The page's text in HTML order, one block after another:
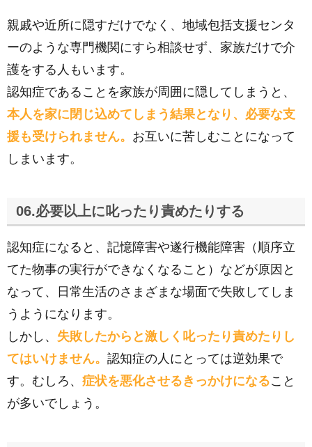
親戚や近所に隠すだけでなく、地域包括支援センタ
ーのような専門機関にすら相談せず、家族だけで介
護をする人もいます。
認知症であることを家族が周囲に隠してしまうと、
本人を家に閉じ込めてしまう結果となり、必要な支
援も受けられません。 お互いに苦しむことになって
しまいます。
06.必要以上に叱ったり責めたりする
認知症になると、記憶障害や遂行機能障害（順序立
てた物事の実行ができなくなること）などが原因と
なって、日常生活のさまざまな場面で失敗してしま
うようになります。
しかし、 失敗したからと激しく叱ったり責めたりし
てはいけません。 認知症の人にとっては逆効果で
す。むしろ、 症状を悪化させるきっかけになること
が多いでしょう。